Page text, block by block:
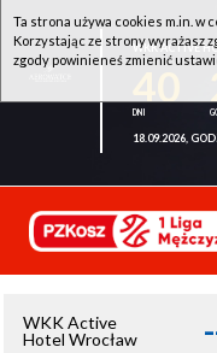
WKK ACTIVE
18.09.2026,
WKK Active
Hotel Wrocław
Ta strona używa cookies m.in. w
Korzystając ze strony wyrażasz
zgody powinieneś zmienić